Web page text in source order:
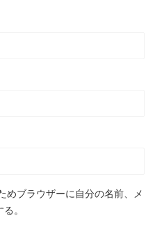
めブラウザーに自分の名前、メ
。